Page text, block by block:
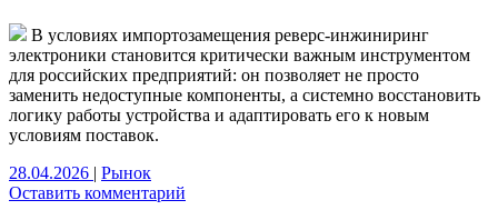
В условиях импортозамещения реверс‑инжиниринг
электроники становится критически важным инструментом
для российских предприятий: он позволяет не просто
заменить недоступные компоненты, а системно восстановить
логику работы устройства и адаптировать его к новым
условиям поставок.
28.04.2026 | Рынок
Оставить комментарий